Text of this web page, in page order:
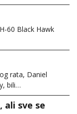
60 Black Hawk
rata, Daniel
bili…
ali sve se